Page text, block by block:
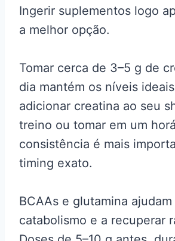
Ingerir suplementos logo
a melhor opção.
Tomar cerca de 3–5 g de
dia mantém os níveis
adicionar creatina ao seu
treino ou tomar em um
consistência é mais
timing exato.
BCAAs e glutamina
catabolismo e a recuperar